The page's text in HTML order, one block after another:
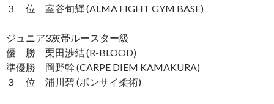
３ 位 室谷旬輝 (ALMA FIGHT GYM BASE)
ジュニア3灰帯ルースター級
優 勝 栗田渉結 (R-BLOOD)
準優勝 岡野幹 (CARPE DIEM KAMAKURA)
３ 位 浦川碧 (ボンサイ柔術)